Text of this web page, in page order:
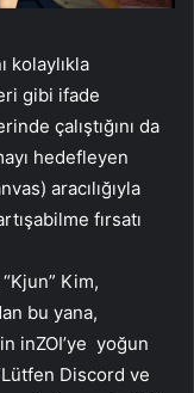
kolaylıkla
gibi ifade
çalıştığını da
hedefleyen
aracılığıyla
fırsatı
Kim,
bu yana,
inZOI’ye yoğun
Discord ve